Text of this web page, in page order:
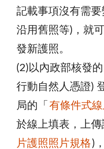
記載事項沒有需
沿用舊照等)，就
發新護照。
(2)以內政部核發
行動自然人憑證)
局的「 有條件式
於線上填表，上
片護照照片規格)